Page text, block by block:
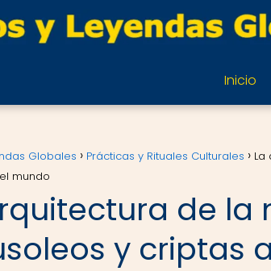
Inicio
Globales Prácticas y Rituales Culturales
La
mundo
de la
y criptas